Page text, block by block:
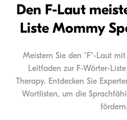
Den F-Laut
Liste Mommy
Meistern Sie den "F"-Laut
Leitfaden zur F-Wörter-
Therapy. Entdecken Sie
Wortlisten, um die
fördern.